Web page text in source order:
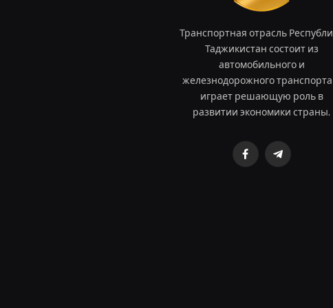
Транспортная отрасль
Таджикистан состоит из
автомобильного и
железнодорожного
играет решающую роль в
развитии экономики страны.
FacebookTelegram